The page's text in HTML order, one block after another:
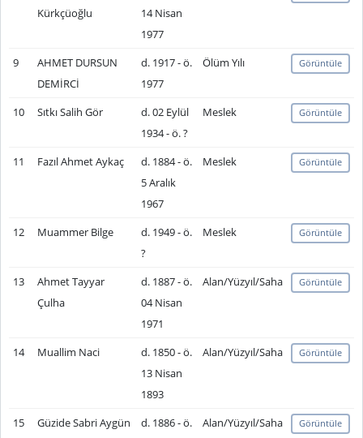
Kürkçüoğlu
14 Nisan
1977
9
AHMET DURSUN
DEMİRCİ
d. 1917 - ö.
1977
Ölüm Yılı Görüntüle
10 Sıtkı Salih Gör
d. 02 Eylül
1934 - ö. ?
Meslek Görüntüle
11 Fazıl Ahmet Aykaç
d. 1884 - ö.
5 Aralık
1967
Meslek Görüntüle
12 Muammer Bilge
d. 1949 - ö.
?
Meslek Görüntüle
13
Ahmet Tayyar
Çulha
d. 1887 - ö.
04 Nisan
1971
Alan/Yüzyıl/Saha Görüntüle
14 Muallim Naci
d. 1850 - ö.
13 Nisan
1893
Alan/Yüzyıl/Saha Görüntüle
15 Güzide Sabri Aygün
d. 1886 - ö.
Alan/Yüzyıl/Saha Görüntüle